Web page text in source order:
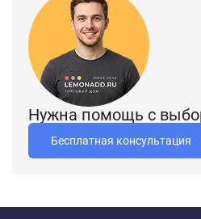
Нужна помощь с
Бесплатная консультация